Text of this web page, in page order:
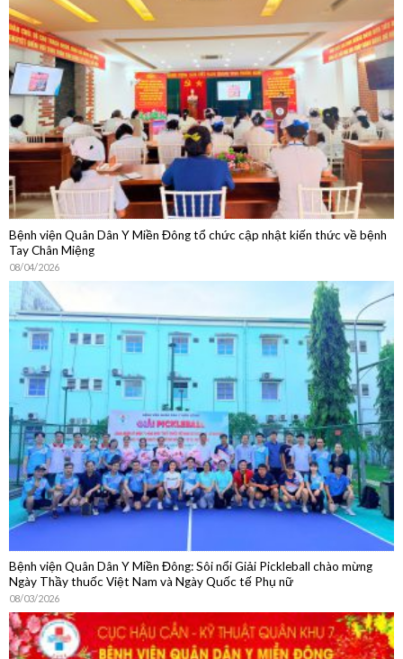
Rộn ràng tiếng cười 1/6: Bệnh viện Quân Dân Y Miền Đông
mang niềm vui đến cho các cháu thiếu nhi
Bệnh viện Quân Dân Y Miền Đông tổ chức cập nhật kiến thức về bệnh
Tay Chân Miệng
08/04/2026